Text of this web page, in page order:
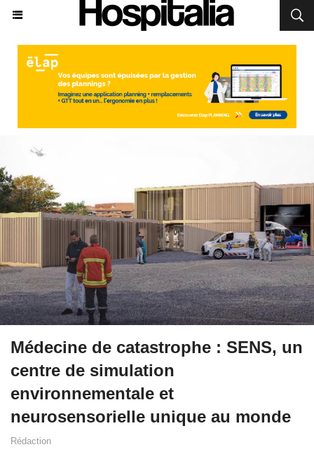
Médecine de catastrophe : SENS, un
centre de simulation
environnementale et
neurosensorielle unique au monde
Rédaction